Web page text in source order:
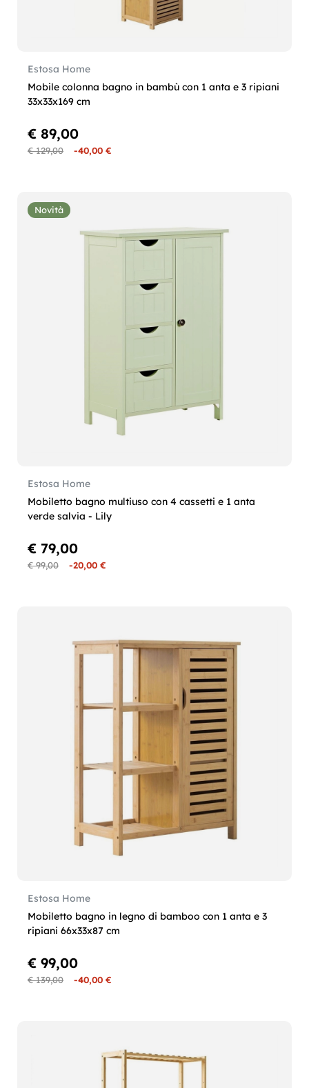
Estosa Home
Mobile colonna bagno in bambù con 1 anta e 3 ripiani
33x33x169 cm
€ 129,00 -40,00 €
€ 89,00
Novità
Estosa Home
Mobiletto bagno multiuso con 4 cassetti e 1 anta
verde salvia - Lily
€ 99,00 -20,00 €
€ 79,00
Estosa Home
Mobiletto bagno in legno di bamboo con 1 anta e 3
ripiani 66x33x87 cm
€ 139,00 -40,00 €
€ 99,00